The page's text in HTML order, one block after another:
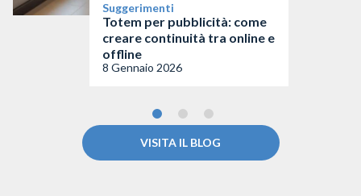
Suggerimenti
Totem per pubblicità: come
creare continuità tra online e
offline
8 Gennaio 2026
VISITA IL BLOG